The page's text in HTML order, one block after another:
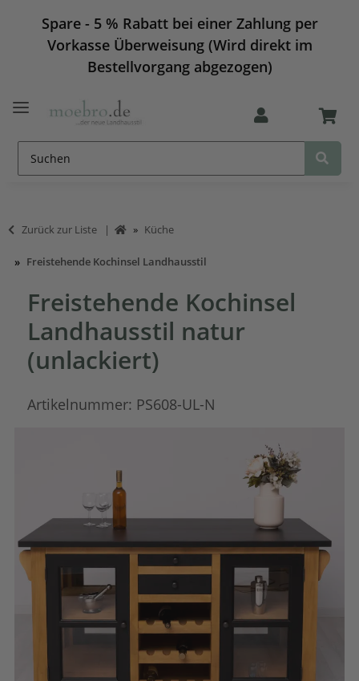
Spare - 5 % Rabatt bei einer Zahlung per
Vorkasse Überweisung (Wird direkt im
Bestellvorgang abgezogen)
Zurück zur Liste Küche
Freistehende Kochinsel Landhausstil
Freistehende Kochinsel
Landhausstil natur
(unlackiert)
Artikelnummer: PS608-UL-N